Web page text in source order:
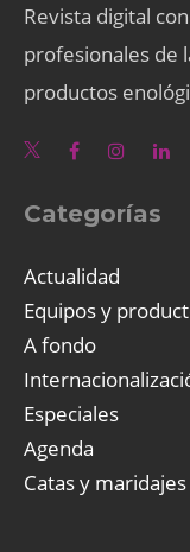
Revista digital
profesionales de
productos
Categorías
Actualidad
Equipos y
A fondo
Especiales
Agenda
Catas y maridajes